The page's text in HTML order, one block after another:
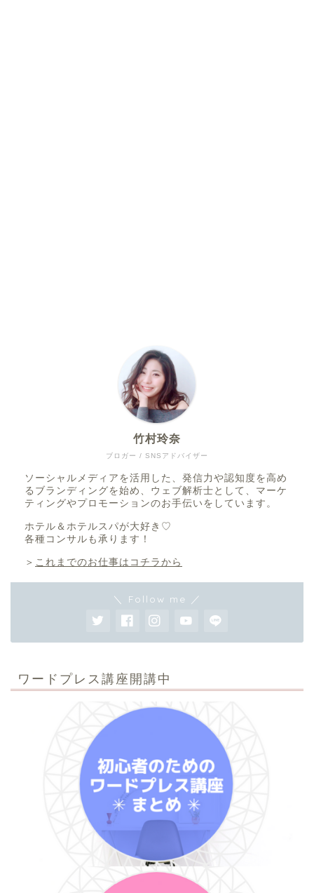
ブロガー / SNSアドバイザー
竹村玲奈
ソーシャルメディアを活用した、発信力や認知度を高め
るブランディングを始め、ウェブ解析士として、マーケ
ティングやプロモーションのお手伝いをしています。
ホテル＆ホテルスパが大好き♡
各種コンサルも承ります！
＞ これまでのお仕事はコチラから
＼ Follow me ／
ワードプレス講座開講中